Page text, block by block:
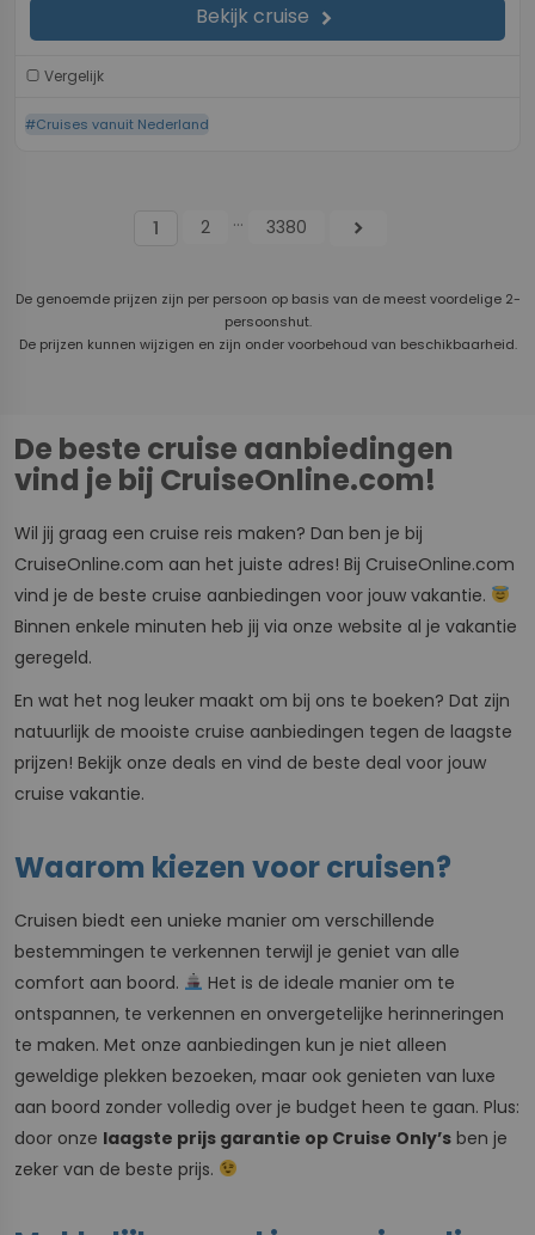
Bekijk cruise chevron_right
Vergelijk
#Cruises vanuit Nederland
1 2 ... 3380 chevron_right
De genoemde prijzen zijn per persoon op basis van de meest voordelige 2-
persoonshut.
De prijzen kunnen wijzigen en zijn onder voorbehoud van beschikbaarheid.
De beste cruise aanbiedingen
vind je bij CruiseOnline.com!
Wil jij graag een cruise reis maken? Dan ben je bij
CruiseOnline.com aan het juiste adres! Bij CruiseOnline.com
vind je de beste cruise aanbiedingen voor jouw vakantie.
Binnen enkele minuten heb jij via onze website al je vakantie
geregeld.
En wat het nog leuker maakt om bij ons te boeken? Dat zijn
natuurlijk de mooiste cruise aanbiedingen tegen de laagste
prijzen! Bekijk onze deals en vind de beste deal voor jouw
cruise vakantie.
Waarom kiezen voor cruisen?
Cruisen biedt een unieke manier om verschillende
bestemmingen te verkennen terwijl je geniet van alle
comfort aan boord.
Het is de ideale manier om te
ontspannen, te verkennen en onvergetelijke herinneringen
te maken. Met onze aanbiedingen kun je niet alleen
geweldige plekken bezoeken, maar ook genieten van luxe
aan boord zonder volledig over je budget heen te gaan. Plus:
door onze laagste prijs garantie op Cruise Only’s ben je
zeker van de beste prijs.